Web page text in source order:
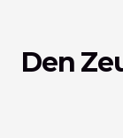
Den